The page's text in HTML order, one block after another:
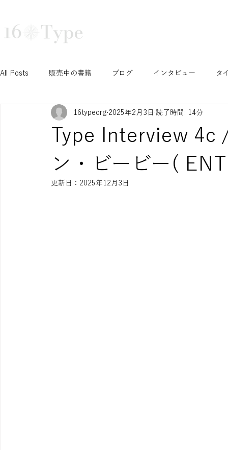
All Posts 販売中の書籍 ブログ インタビュー タ
N/S セッション T/F セッション J/P セッション
お知らせ イベント 開催予定イベ
Type Interview 4c
ン・ビービー(
16typeorg 2025年2月3日 読了時間: 14分
更新日： 2025年12月3日